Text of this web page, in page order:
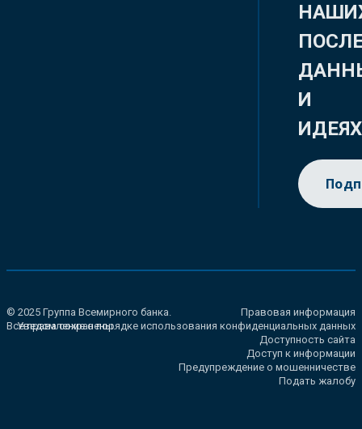
И
ИДЕЯХ
© 2025 Группа Всемирного банка.
Все права сохранены.
Правовая информация
Уведомление о порядке использования конфиденциальных данных
Доступность сайта
Доступ к информации
Предупреждение о мошенничестве
Подать жалобу